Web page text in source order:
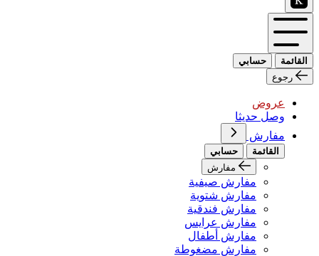
القائمة
حسابي
رجوع
عروض
وصل حديثا
مفارش
القائمة
حسابي
مفارش
مفارش صيفية
مفارش شتوية
مفارش فندقية
مفارش عرايس
مفارش أطفال
مفارش مضغوطة